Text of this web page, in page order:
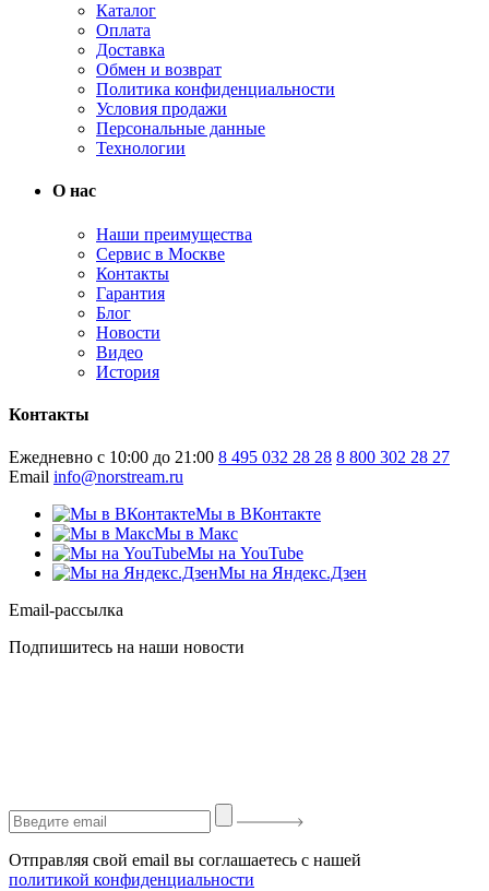
Каталог
Оплата
Доставка
Обмен и возврат
Политика конфиденциальности
Условия продажи
Персональные данные
Технологии
О нас
Наши преимущества
Сервис в Москве
Контакты
Гарантия
Блог
Новости
Видео
История
Контакты
Ежедневно с 10:00 до 21:00 8 495 032 28 28 8 800 302 28 27
Email info@norstream.ru
Мы в ВКонтакте
Мы в Макс
Мы на YouTube
Мы на Яндекс.Дзен
Email-рассылка
Подпишитесь на наши новости
Отправляя свой email вы соглашаетесь с нашей
политикой конфиденциальности